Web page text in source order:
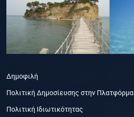
Δημοφιλή
Πολιτική Δημοσίευσης στην Πλατφόρμα
Πολιτική Ιδιωτικότητας